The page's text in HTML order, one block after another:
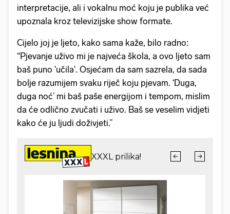
interpretacije, ali i vokalnu moć koju je publika već
upoznala kroz televizijske show formate.
Cijelo joj je ljeto, kako sama kaže, bilo radno:
“Pjevanje uživo mi je najveća škola, a ovo ljeto sam
baš puno 'učila'. Osjećam da sam sazrela, da sada
bolje razumijem svaku riječ koju pjevam. ‘Duga,
duga noć’ mi baš paše energijom i tempom, mislim
da će odlično zvučati i uživo. Baš se veselim vidjeti
kako će ju ljudi doživjeti.”